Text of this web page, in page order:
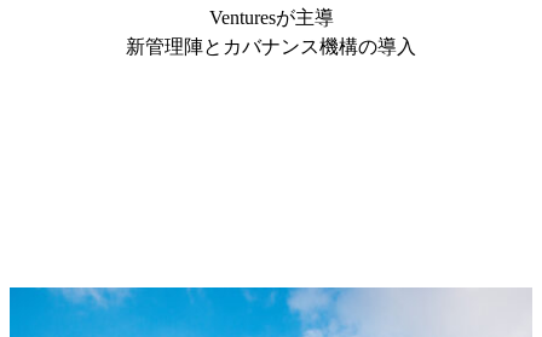
Venturesが主導
新管理陣とカバナンス機構の導入